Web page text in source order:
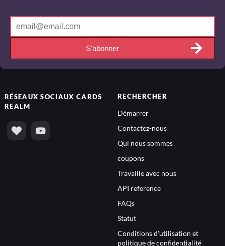
S'abonner
RÉSEAUX SOCIAUX CARDS
REALM
RECHERCHER
Démarrer
Contactez-nous
Qui nous sommes
coupons
Travaille avec nous
API reference
FAQs
Statut
Conditions d'utilisation et
politique de confidentialité